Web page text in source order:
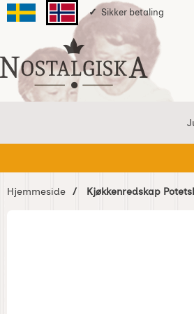
Svenska sidanNorska sidan
Sikker betaling
Startsiden for
Hjemmeside Kjøkkenredskap